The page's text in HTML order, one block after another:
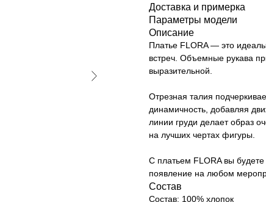
Доставка и примерка
Параметры модели
Описание
Платье FLORA — это
встреч. Объемные рукава
выразительной.
Отрезная талия
динамичность, добавляя
линии груди делает образ
на лучших чертах фигуры.
С платьем FLORA вы
появление на любом
Состав
Состав: 100% хлопок